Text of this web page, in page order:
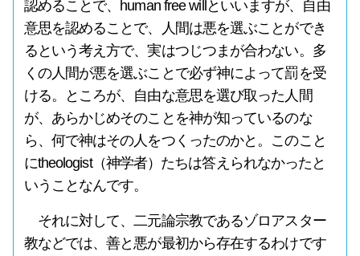
認めることで、human free willといいますが、自由
意思を認めることで、人間は悪を選ぶことができ
るという考え方で、実はつじつまが合わない。多
くの人間が悪を選ぶことで必ず神によって罰を受
ける。ところが、自由な意思を選び取った人間
が、あらかじめそのことを神が知っているのな
ら、何で神はその人をつくったのかと。このこと
にtheologist（神学者）たちは答えられなかったと
いうことなんです。
それに対して、二元論宗教であるゾロアスター
教などでは、善と悪が最初から存在するわけです